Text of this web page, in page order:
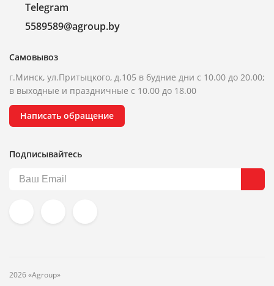
Telegram
5589589@agroup.by
Самовывоз
г.Минск, ул.Притыцкого, д.105 в будние дни с 10.00 до 20.00;
в выходные и праздничные с 10.00 до 18.00
Написать обращение
Подписывайтесь
2026 «Agroup»